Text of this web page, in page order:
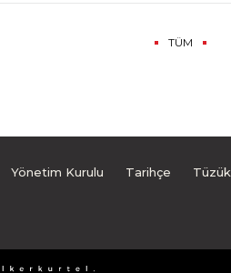
TÜM
Yönetim Kurulu Tarihçe Tüzük